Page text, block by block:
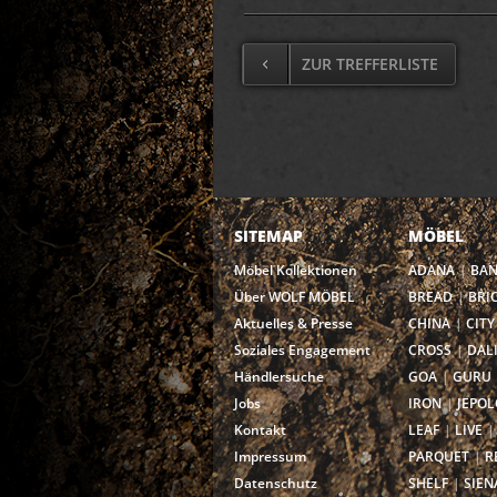
ZUR TREFFERLISTE
SITEMAP
Möbel Kollektionen
Über WOLF MÖBEL
Aktuelles & Presse
Soziales Engagement
Händlersuche
Jobs
Kontakt
Impressum
Datenschutz
MÖBEL
ADANA
BREAD
CHINA
CITY
CROSS
GOA
GURU
IRON
LEAF
LIVE
PARQUET
SHELF